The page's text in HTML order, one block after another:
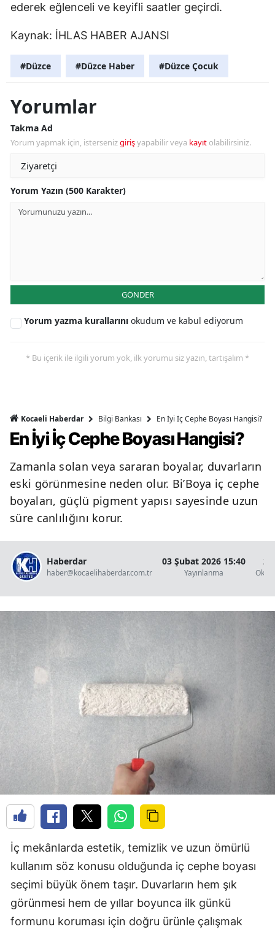
ederek eğlenceli ve keyifli saatler geçirdi.
Kaynak: İHLAS HABER AJANSI
#Düzce #Düzce Haber #Düzce Çocuk
Yorumlar
Takma Ad
Yorum yapmak için, istersenizgirişyapabilir veya kayıt olabilirsiniz.
Yorum Yazın (500 Karakter)
GÖNDER
Yorum yazma kurallarını okudum ve kabul ediyorum
* Bu içerik ile ilgili yorum yok, ilk yorumu siz yazın, tartışalım *
Kocaeli Haberdar Bilgi Bankası En İyi İç Cephe Boyası Hangisi?
En İyi İç Cephe Boyası Hangisi?
Zamanla solan veya sararan boyalar, duvarların
eski görünmesine neden olur. Bi’Boya iç cephe
boyaları, güçlü pigment yapısı sayesinde uzun
süre canlılığını korur.
Haberdar
haber@kocaelihaberdar.com.tr
03 Şubat 2026 15:40
Yayınlanma
2
İç mekânlarda estetik, temizlik ve uzun ömürlü
kullanım söz konusu olduğunda iç cephe boyası
seçimi büyük önem taşır. Duvarların hem şık
görünmesi hem de yıllar boyunca ilk günkü
formunu koruması için doğru ürünle çalışmak